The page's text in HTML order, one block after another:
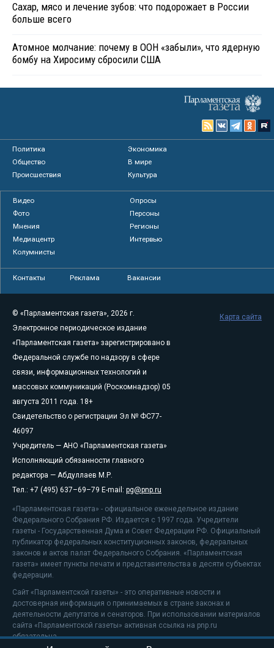
Сахар, мясо и лечение зубов: что подорожает в России
больше всего
Атомное молчание: почему в ООН «забыли», что ядерную
бомбу на Хиросиму сбросили США
Политика
Экономика
Общество
В мире
Происшествия
Культура
Видео
Опросы
Фото
Персоны
Мнения
Регионы
Медиацентр
Интервью
Колумнисты
Контакты Реклама Вакансии
© «Парламентская газета», 2026 г.
Электронное периодическое издание
«Парламентская газета» зарегистрировано в
Федеральной службе по надзору в сфере
связи, информационных технологий и
массовых коммуникаций (Роскомнадзор) 05
августа 2011 года. 18+
Свидетельство о регистрации Эл № ФС77-
46097
Учредитель — АНО «Парламентская газета»
Исполняющий обязанности главного
редактора — Абдуллаев М.Р.
Тел.: +7 (495) 637–69–79 E-mail: pg@pnp.ru
«Парламентская газета» - официальное еженедельное издание
Федерального Собрания РФ. Издается с 1997 года. Учредители
газеты - Государственная Дума и Совет Федерации РФ. Официальный
публикатор федеральных конституционных законов, федеральных
законов и актов палат Федерального Собрания. «Парламентская
газета» имеет пункты печати и представительства в десяти субъектах
федерации.
Сайт «Парламентской газеты» - это оперативные новости и
достоверная информация о принимаемых в стране законах и
деятельности депутатов и сенаторов. При использовании материалов
сайта «Парламентской газеты» активная ссылка на pnp.ru
обязательна.
Карта сайта